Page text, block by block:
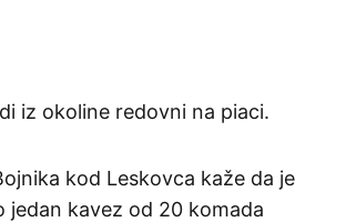
iz okoline redovni na piaci.
kod Leskovca kaže da je
jedan kavez od 20 komada